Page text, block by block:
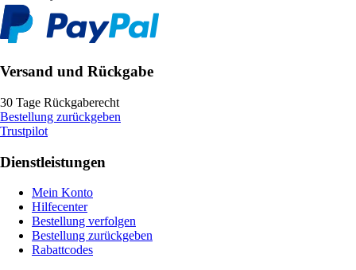
Versand und Rückgabe
30 Tage Rückgaberecht
Bestellung zurückgeben
Trustpilot
Dienstleistungen
Mein Konto
Hilfecenter
Bestellung verfolgen
Bestellung zurückgeben
Rabattcodes